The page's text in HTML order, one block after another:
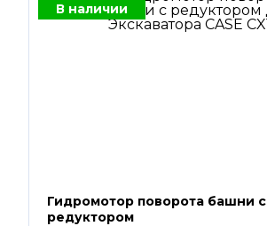
В наличии
Гидромотор поворота башни с
редуктором